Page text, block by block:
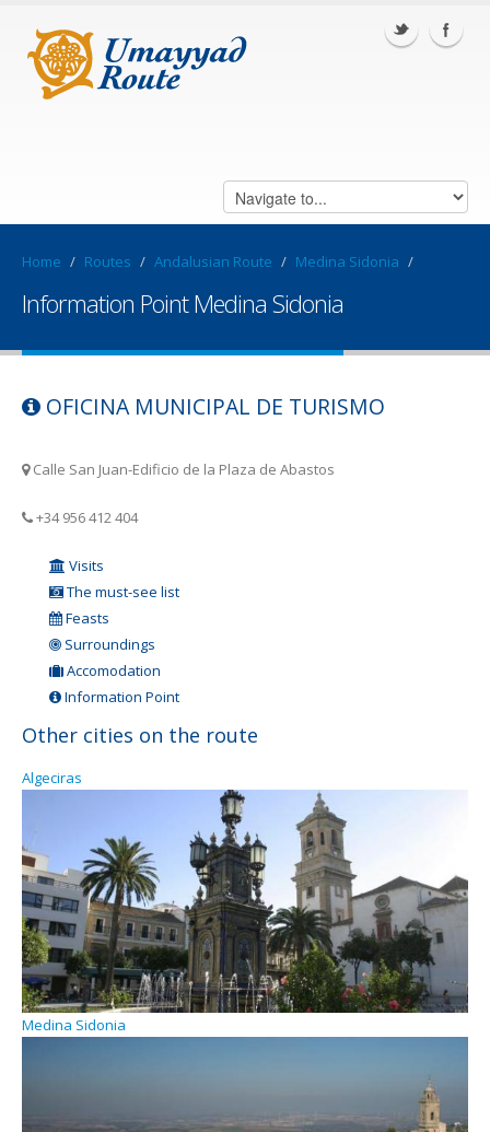
Home / Routes / Andalusian Route / Medina Sidonia /
Information Point Medina Sidonia
OFICINA MUNICIPAL DE TURISMO
Calle San Juan-Edificio de la Plaza de Abastos
+34 956 412 404
Visits
The must-see list
Feasts
Surroundings
Accomodation
Information Point
Other cities on the route
Algeciras
Medina Sidonia